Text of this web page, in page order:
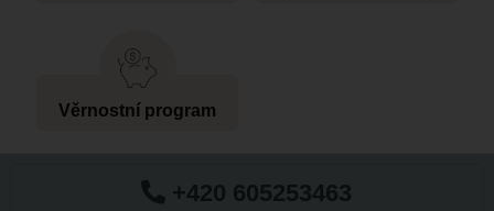
Věrnostní program
+420 605253463